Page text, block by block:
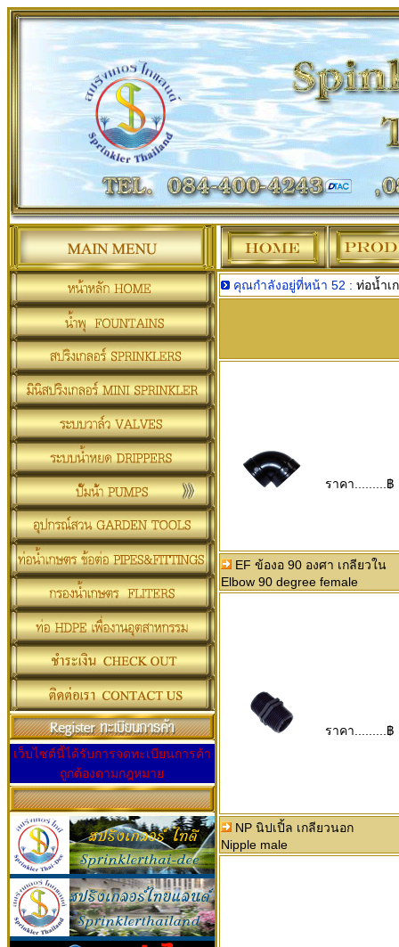
เว็บไซต์นี้ได้รับการจดทะเบียนการค้า
ถูกต้องตามกฎหมาย
คุณกำลังอยู่ที่หน้า 52 : ท่อน้ำเ
ราคา.........฿
EF ข้องอ 90 องศา เกลียวใน
Elbow 90 degree female
ราคา.........฿
NP นิปเปิ้ล เกลียวนอก
Nipple male